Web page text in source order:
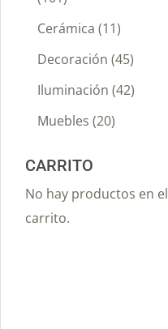
Cerámica (11)
Decoración (45)
Iluminación (42)
Muebles (20)
CARRITO
No hay productos en el
carrito.